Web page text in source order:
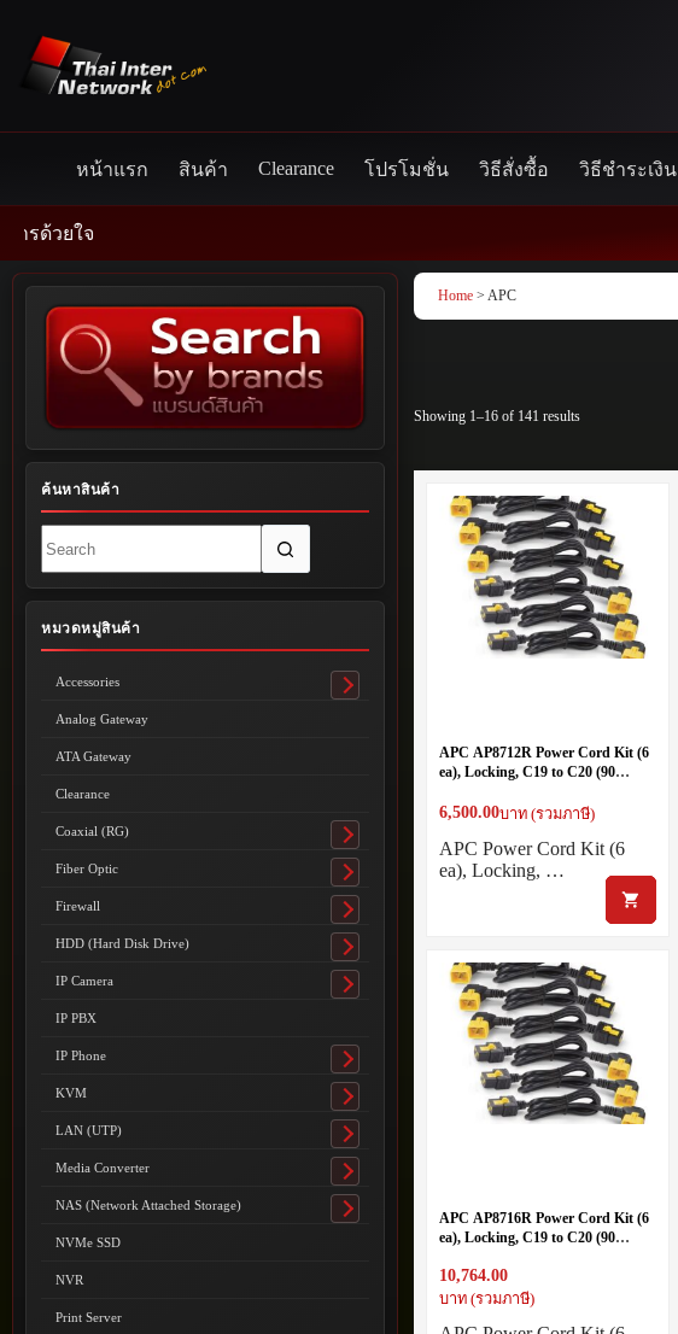
content
หน้าแรก สินค้า Clearance โปรโมชั่น วิธีสั่งซื้อ วิธีชำระเงิน
Home > APC
Showing 1–16 of 141 results
APC AP8712R Power Cord Kit (6
ea), Locking, C19 to C20 (90
6,500.00บาท (รวมภาษี)
APC Power Cord Kit (6
ea), Locking, …
APC AP8716R Power Cord Kit (6
ea), Locking, C19 to C20 (90
10,764.00
บาท (รวมภาษี)
ค้นหาสินค้า
results
หมวดหมู่สินค้า
Accessories
Toggle
Analog Gateway
ATA Gateway
Clearance
Coaxial (RG)
Toggle
submenu
Fiber Optic
Toggle
submenu
Firewall
Toggle
submenu
HDD (Hard Disk Drive)
Toggle
submenu
IP Camera
Toggle
IP PBX
IP Phone
Toggle
submenu
KVM
Toggle
submenu
LAN (UTP)
Toggle
submenu
Media Converter
Toggle
submenu
NAS (Network Attached Storage)
Toggle
NVMe SSD
NVR
Print Server